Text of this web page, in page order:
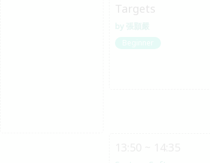
Targets
張顥嚴
Beginner